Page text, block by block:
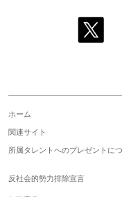
ホーム
関連サイト
所属タレントへのプレゼントに
反社会的勢力排除宣言